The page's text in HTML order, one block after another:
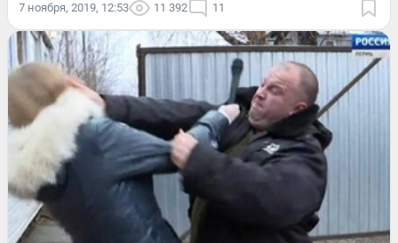
7 ноября, 2019, 12:53 11 392 11